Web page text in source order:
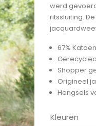
werd
ritssluiting.
67%
Shopper
Origineel
Hengsels
Kleuren